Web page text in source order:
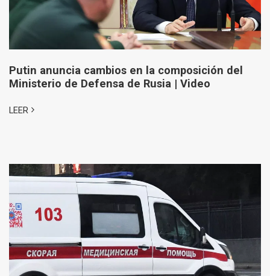
Putin anuncia cambios en la composición del
Ministerio de Defensa de Rusia | Video
LEER